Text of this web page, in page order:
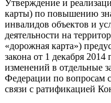
Утверждение и
карты) по повышению
инвалидов объектов и
деятельности на
«дорожная карта»)
закона от 1 декабря
изменений в отдельные
Федерации по вопросам
связи с ратификацией